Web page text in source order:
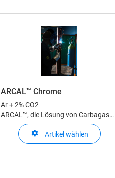
ARCAL™ Chrome
Ar + 2% CO2
ARCAL™, die Lösung von Carbagas
für Schweiss-Schutzgase zum
Lichtbogenschweissen
Artikel wählen